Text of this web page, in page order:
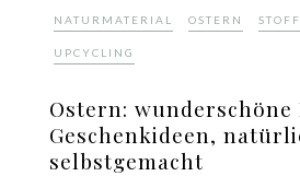
NATURMATERIAL OSTERN
UPCYCLING
Ostern: wunderschöne
Geschenkideen,
selbstgemacht